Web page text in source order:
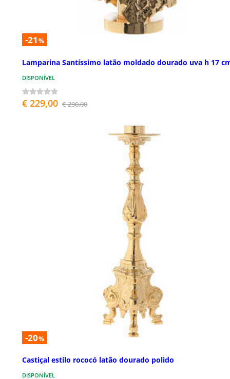
-21 %
Lamparina Santíssimo latão moldado dourado uva h 17
DISPONÍVEL
€ 229,00 € 290,00
-20%
Castiçal estilo rococó latão dourado polido
DISPONÍVEL